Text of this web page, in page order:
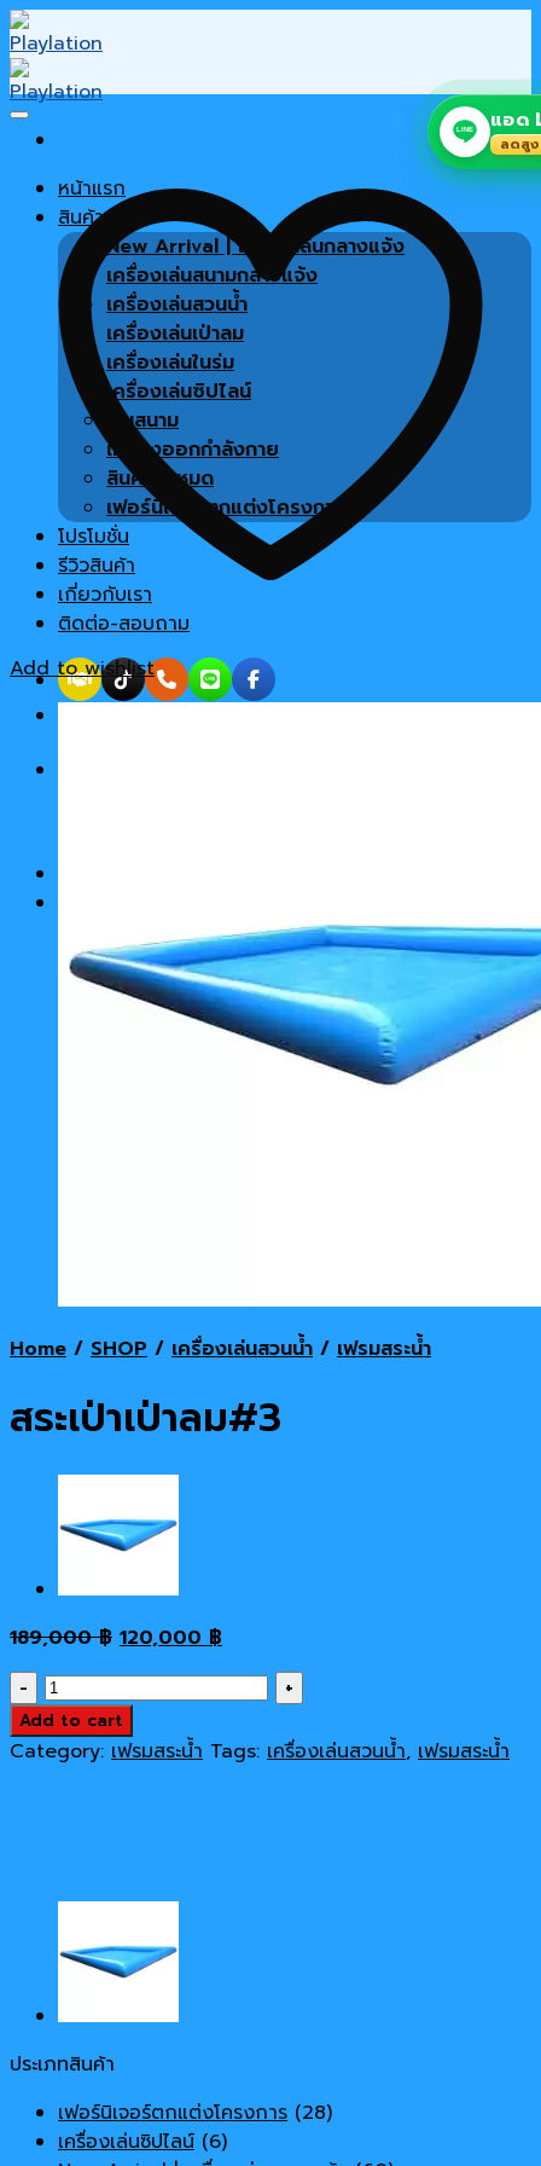
Skip
to
content
หน้าแรก
สินค้า
New Arrival | เครื่องเล่นกลางแจ้ง
เครื่องเล่นสนามกลางแจ้ง
เครื่องเล่นสวนน้ำ
เครื่องเล่นเป่าลม
เครื่องเล่นในร่ม
เครื่องเล่นซิปไลน์
พื้นสนาม
เครื่องออกกำลังกาย
สินค้าทั้งหมด
เฟอร์นิเจอร์ตกแต่งโครงการ
โปรโมชั่น
รีวิวสินค้า
เกี่ยวกับเรา
ติดต่อ-สอบถาม
Add to wishlist
Home / SHOP / เครื่องเล่นสวนน้ำ / เฟรมสระน้ำ
สระเป่าเป่าลม#3
189,000฿ Original
was:
189,000 ฿.
120,000฿
is:
สระ
เป่า
เป่า
ลม#3
Add to cart
Category: เฟรมสระน้ำ Tags: เครื่องเล่นสวนน้ำ, เฟรมสระน้ำ
ประเภทสินค้า
เฟอร์นิเจอร์ตกแต่งโครงการ (28)
เครื่องเล่นซิปไลน์ (6)
LINE แอด
ลดสู